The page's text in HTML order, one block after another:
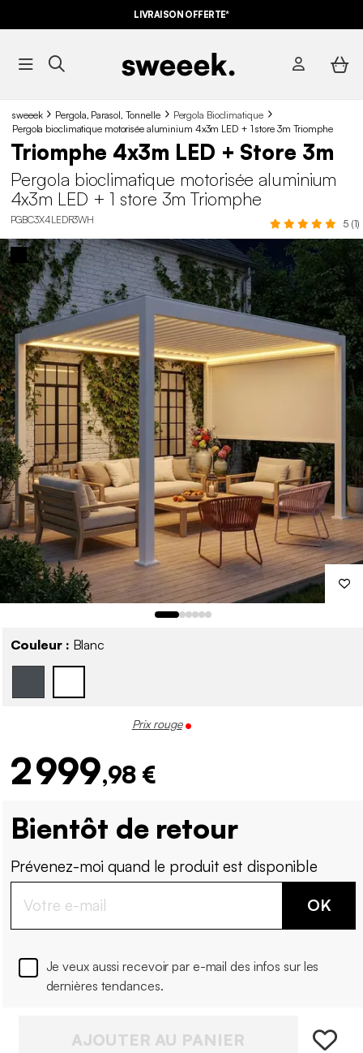
LIVRAISON OFFERTE*
sweeek Pergola, Parasol, Tonnelle
Pergola Bioclimatique
Pergola bioclimatique motorisée aluminium 4x3m LED + 1 store 3m Triomphe
Triomphe 4x3m LED + Store 3m
Pergola bioclimatique motorisée aluminium
4x3m LED + 1 store 3m Triomphe
PGBC3X4LEDR3WH 5 (1)
Couleur : Blanc
Prix rouge
2 999,98 €
Bientôt de retour
Prévenez-moi quand le produit est disponible
OK
Je veux aussi recevoir par e-mail des infos sur les
dernières tendances.
AJOUTER AU PANIER